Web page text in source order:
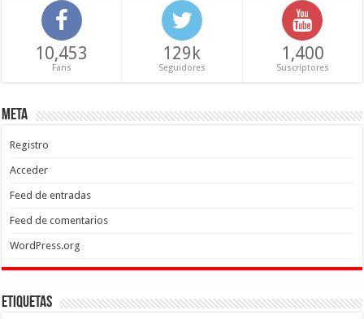
10,453
Fans
129k
Seguidores
1,400
Suscriptores
Meta
Registro
Acceder
Feed de entradas
Feed de comentarios
WordPress.org
Etiquetas